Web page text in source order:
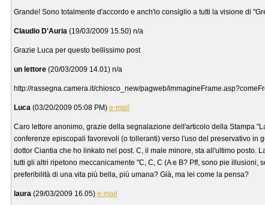
Grande! Sono totalmente d'accordo e anch'io consiglio a tutti la visione di
Claudio D'Auria (19/03/2009 15.50) n/a
Grazie Luca per questo bellissimo post
un lettore (20/03/2009 14.01) n/a
http://rassegna.camera.it/chiosco_new/pagweb/
Luca (03/20/2009 05:08 PM) e-mail
Caro lettore anonimo, grazie della segnalazione dell'articolo della Stampa
conferenze episcopali favorevoli (o tolleranti) verso l'uso del preservativo in
dottor Ciantia che ho linkato nel post. C, il male minore, sta all'ultimo posto.
tutti gli altri ripetono meccanicamente "C, C, C (A e B? Pff, sono pie
preferibilità di una vita più bella, più umana? Già, ma lei come la pensa?
laura (29/03/2009 16.05) e-mail